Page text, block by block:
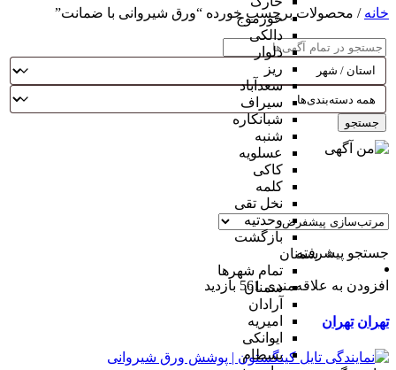
خورموج
دالکی
دلوار
ریز
سعدآباد
سیراف
شبانکاره
شنبه
عسلویه
کاکی
کلمه
نخل تقی
وحدتیه
بازگشت
سمنان
تمام شهر‌ها
سمنان
آرادان
امیریه
ایوانکی
بسطام
خانه / محصولات برچسب خورده “ورق‌ شیروانی با ضمانت”
جستجو
جستجو پیشرفته
افزودن به علاقه‌مندی 561 بازدید
تهران تهران